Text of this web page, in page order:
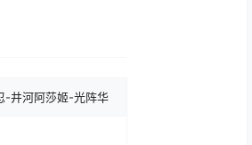
-井河阿莎姬-光阵华